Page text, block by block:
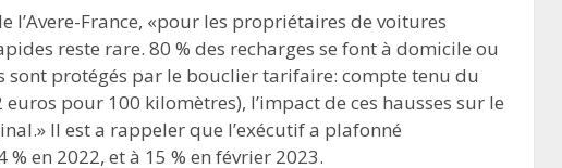
l’Avere-France, «pour les propriétaires de voitures
reste rare. 80 % des recharges se font à domicile ou
protégés par le bouclier tarifaire: compte tenu du
pour 100 kilomètres), l’impact de ces hausses sur le
Il est a rappeler que l’exécutif a plafonné
en 2022, et à 15 % en février 2023.